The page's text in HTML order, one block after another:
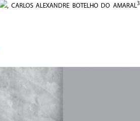
, CARLOS ALEXANDRE BOTELHO DO AMARAL3